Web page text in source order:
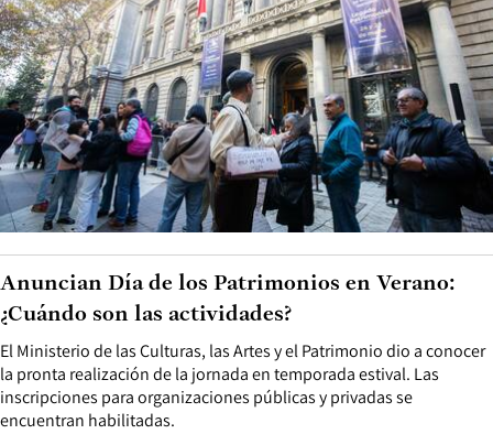
El Ministerio de las Culturas, las Artes y el Patrimonio dio a conocer
la pronta realización de la jornada en temporada estival. Las
inscripciones para organizaciones públicas y privadas se
encuentran habilitadas.
Anuncian Día de los Patrimonios en Verano:
¿Cuándo son las actividades?